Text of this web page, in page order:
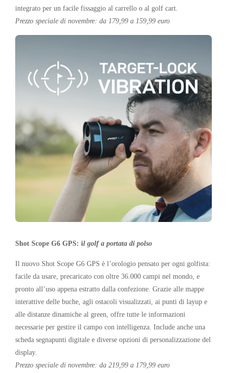
integrato per un facile fissaggio al carrello o al golf cart.
Prezzo speciale di novembre: da 179,99 a 159,99 euro
Shot Scope G6 GPS: il golf a portata di polso
Il nuovo Shot Scope G6 GPS è l’orologio pensato per ogni golfista:
facile da usare, precaricato con oltre 36.000 campi nel mondo, e
pronto all’uso appena estratto dalla confezione. Grazie alle mappe
interattive delle buche, agli ostacoli visualizzati, ai punti di layup e
alle distanze dinamiche al green, offre tutte le informazioni
necessarie per gestire il campo con intelligenza. Include anche una
scheda segnapunti digitale e diverse opzioni di personalizzazione del
display.
Prezzo speciale di novembre: da 219,99 a 179,99 euro